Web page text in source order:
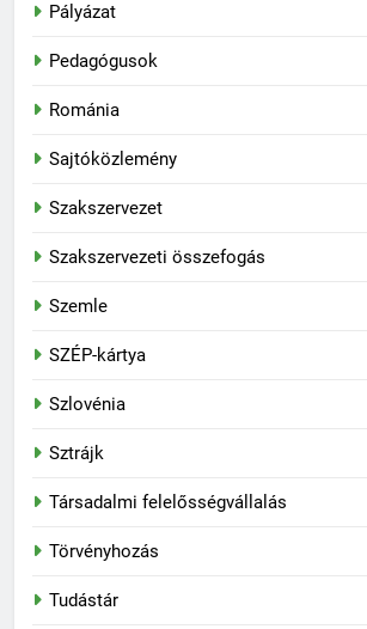
Pályázat
Pedagógusok
Románia
Sajtóközlemény
Szakszervezet
Szakszervezeti összefogás
Szemle
SZÉP-kártya
Szlovénia
Sztrájk
Társadalmi felelősségvállalás
Törvényhozás
Tudástár